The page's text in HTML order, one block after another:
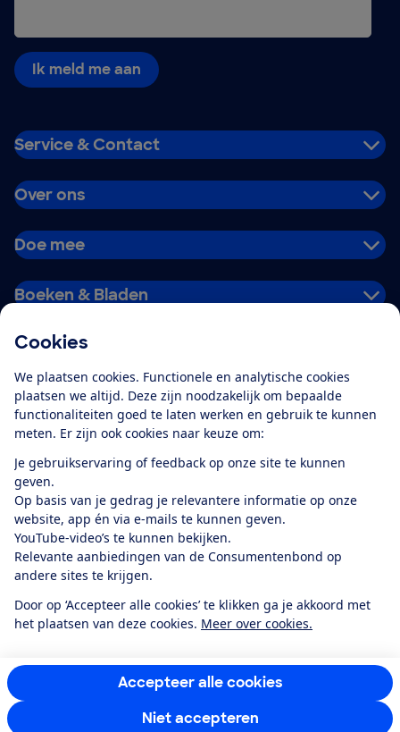
Cookies
We plaatsen cookies. Functionele en analytische cookies
plaatsen we altijd. Deze zijn noodzakelijk om bepaalde
functionaliteiten goed te laten werken en gebruik te kunnen
meten. Er zijn ook cookies naar keuze om:
Je gebruikservaring of feedback op onze site te kunnen
geven.
Op basis van je gedrag je relevantere informatie op onze
website, app én via e-mails te kunnen geven.
YouTube-video’s te kunnen bekijken.
Relevante aanbiedingen van de Consumentenbond op
andere sites te krijgen.
Door op ‘Accepteer alle cookies’ te klikken ga je akkoord met
het plaatsen van deze cookies. Meer over cookies.
Accepteer alle cookies
Niet accepteren
Ik meld me aan
Service & Contact
Over ons
Doe mee
Boeken & Bladen
Alles over de
app
Algemene Voorwaarden
Privacyverklaring
Cookiebeleid
Privacyvoorkeuren
Toegankelijkheid
RSS-feed nieuws
FacebookTwitterInstagram
YoutubeLinkedIn
12.901consumentenbeoordelen de Consumentenbondmet gemiddeld